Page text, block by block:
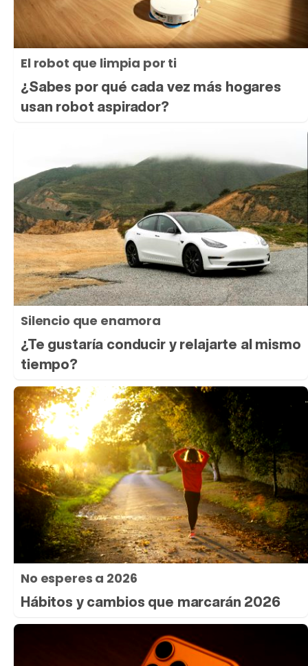
El robot que limpia por ti
¿Sabes por qué cada vez más hogares
usan robot aspirador?
Silencio que enamora
¿Te gustaría conducir y relajarte al mismo
tiempo?
No esperes a 2026
Hábitos y cambios que marcarán 2026